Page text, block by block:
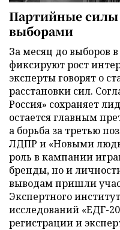
Партийные силы
выборами
За месяц до выборов
фиксируют рост
эксперты говорят о
расстановки сил.
Россия» сохраняет
остается главным
а борьба за третью
ЛДПР и «Новыми
роль в кампании
бренды, но и
выводам пришли
Экспертного
исследований «ЕДГ-
регистрации и